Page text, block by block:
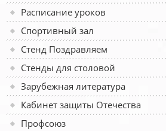
Расписание уроков
Спортивный зал
Стенд Поздравляем
Стенды для столовой
Зарубежная литература
Кабинет защиты Отечества
Профсоюз